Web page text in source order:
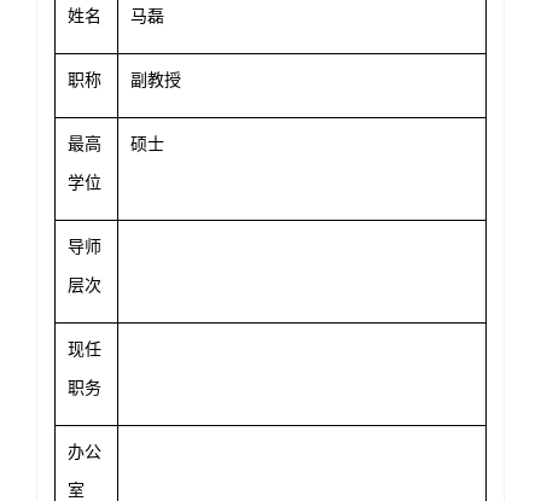
姓名 马磊
职称 副教授
最高
学位
硕士
导师
层次
现任
职务
办公
室